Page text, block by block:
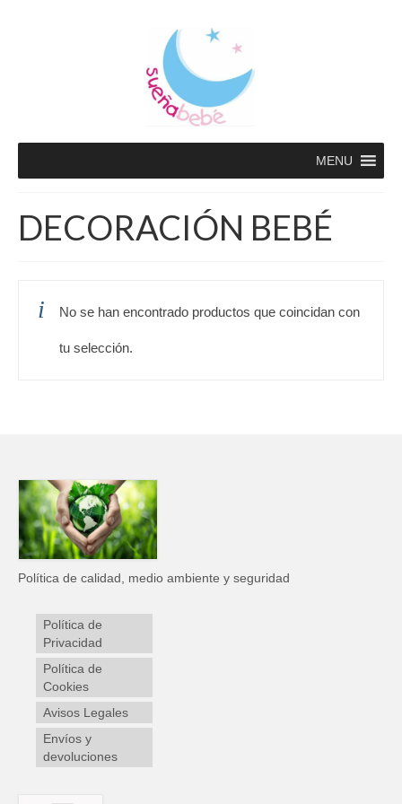
MENU
DECORACIÓN BEBÉ
No se han encontrado productos que coincidan con
tu selección.
Política de calidad, medio ambiente y seguridad
Política de
Privacidad
Política de
Cookies
Avisos Legales
Envíos y
devoluciones